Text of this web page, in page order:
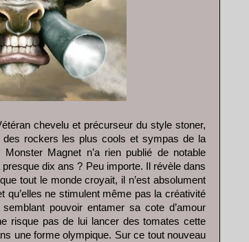
chevelu et précurseur du style stoner,
des rockers les plus cools et sympas de la
Magnet n’a rien publié de notable
presque dix ans ? Peu importe. Il révèle dans
tout le monde croyait, il n’est absolument
qu’elles ne stimulent même pas la créativité
pouvoir entamer sa cote d’amour
risque pas de lui lancer des tomates cette
une forme olympique. Sur ce tout nouveau